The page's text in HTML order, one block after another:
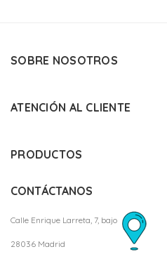
SOBRE NOSOTROS
ATENCIÓN AL CLIENTE
PRODUCTOS
CONTÁCTANOS
Calle Enrique Larreta, 7, bajo
28036 Madrid